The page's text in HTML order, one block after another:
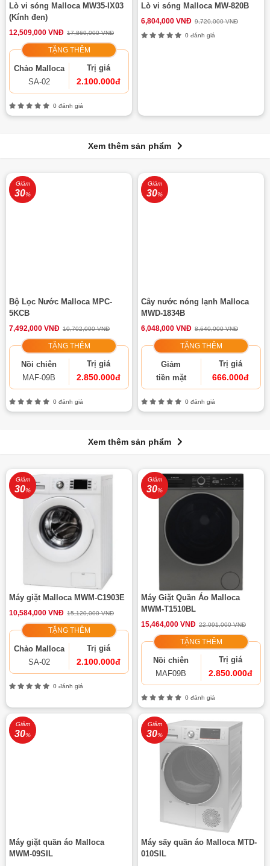
Lò vi sóng Malloca MW35-IX03
(Kính đen)
12,509,000 VNĐ 17,869,000 VNĐ
TẶNG THÊM
Chảo Malloca
SA-02
Trị giá
2.100.000đ
0 đánh giá
Lò vi sóng Malloca MW-820B
6,804,000 VNĐ 9,720,000 VNĐ
0 đánh giá
Xem thêm sản phẩm
Giảm
30%
Bộ Lọc Nước Malloca MPC-
5KCB
7,492,000 VNĐ 10,702,000 VNĐ
TẶNG THÊM
Nồi chiên
MAF-09B
Trị giá
2.850.000đ
0 đánh giá
Giảm
30%
Cây nước nóng lạnh Malloca
MWD-1834B
6,048,000 VNĐ 8,640,000 VNĐ
TẶNG THÊM
Giảm
tiền mặt
Trị giá
666.000đ
0 đánh giá
Xem thêm sản phẩm
Giảm
30%
Máy giặt Malloca MWM-C1903E
10,584,000 VNĐ 15,120,000 VNĐ
TẶNG THÊM
Chảo Malloca
SA-02
Trị giá
2.100.000đ
0 đánh giá
Giảm
30%
Máy Giặt Quần Áo Malloca
MWM-T1510BL
15,464,000 VNĐ 22,091,000 VNĐ
TẶNG THÊM
Nồi chiên
MAF09B
Trị giá
2.850.000đ
0 đánh giá
Giảm
30%
Máy giặt quần áo Malloca
MWM-09SIL
Giảm
30%
Máy sấy quần áo Malloca MTD-
010SIL